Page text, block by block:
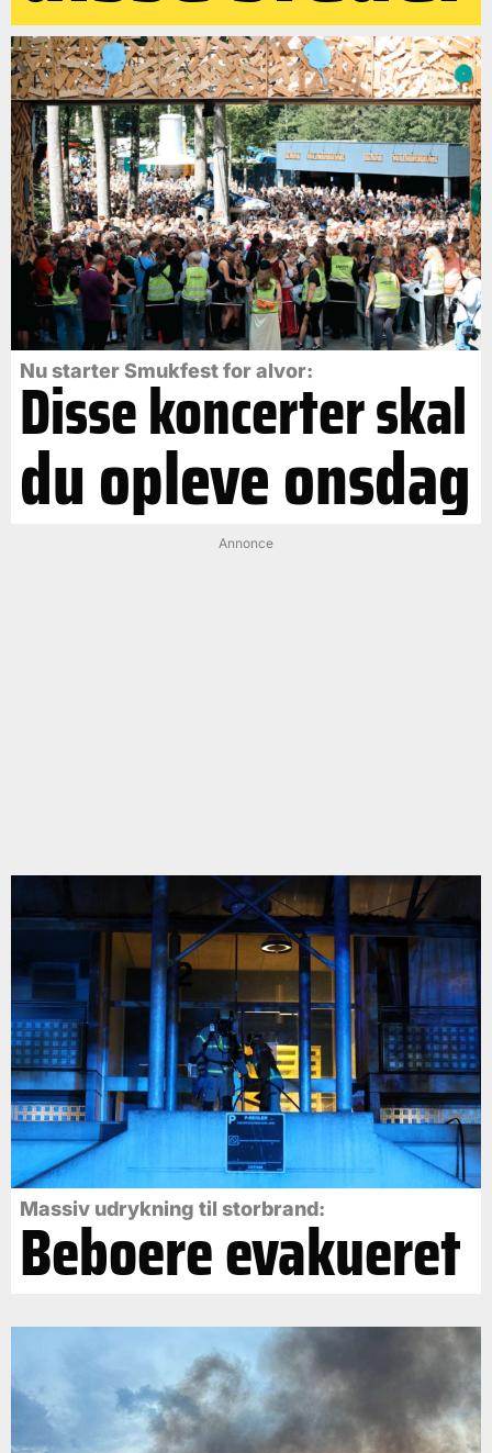
Nu starter Smukfest for alvor:
Disse koncerter skal
du opleve onsdag
Annonce
Massiv udrykning til storbrand:
Beboere evakueret